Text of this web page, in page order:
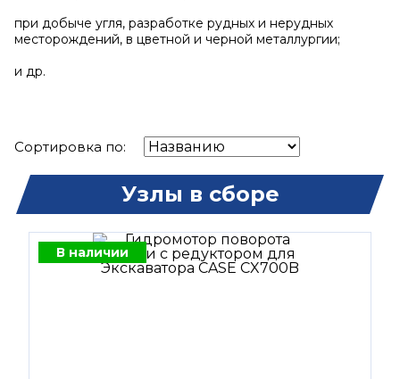
при добыче угля, разработке рудных и нерудных
месторождений, в цветной и черной металлургии;
и др.
Сортировка по:
Узлы в сборе
В наличии